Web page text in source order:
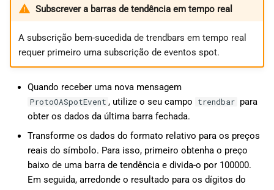
Subscrever a barras de tendência em tempo real
A subscrição bem-sucedida de trendbars em tempo real
requer primeiro uma subscrição de eventos spot.
Quando receber uma nova mensagem
ProtoOASpotEvent , utilize o seu campo trendbar para
obter os dados da última barra fechada.
Transforme os dados do formato relativo para os preços
reais do símbolo. Para isso, primeiro obtenha o preço
baixo de uma barra de tendência e divida-o por 100000.
Em seguida, arredonde o resultado para os dígitos do